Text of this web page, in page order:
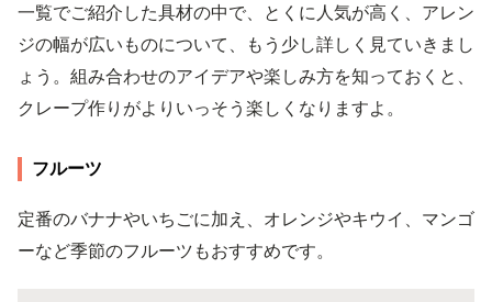
一覧でご紹介した具材の中で、とくに人気が高く、アレン
ジの幅が広いものについて、もう少し詳しく見ていきまし
ょう。組み合わせのアイデアや楽しみ方を知っておくと、
クレープ作りがよりいっそう楽しくなりますよ。
フルーツ
定番のバナナやいちごに加え、オレンジやキウイ、マンゴ
ーなど季節のフルーツもおすすめです。